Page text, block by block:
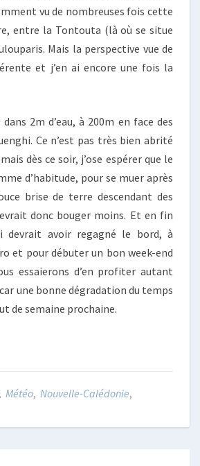
vu de nombreuses fois cette
entre la Tontouta (là où se situe
Mais la perspective vue de
et j’en ai encore une fois la
2m d’eau, à 200m en face des
Ce n’est pas très bien abrité
dès ce soir, j’ose espérer que le
d’habitude, pour se muer après
brise de terre descendant des
donc bouger moins. Et en fin
devrait avoir regagné le bord, à
et pour débuter un bon week-end
essaierons d’en profiter autant
une bonne dégradation du temps
de semaine prochaine.
, Météo, Nouvelle-Calédonie,